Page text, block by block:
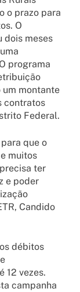
o prazo para
O
dois meses
programa
um montante
contratos
Federal.
que o
muitos
ter
e poder
Candido
débitos
12 vezes.
campanha